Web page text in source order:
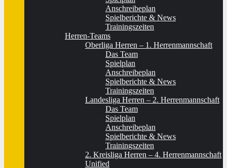
Anschreibeplan
Spielberichte & News
Trainingszeiten
Herren-Teams
Oberliga Herren – 1. Herrenmannschaft
Das Team
Spielplan
Anschreibeplan
Spielberichte & News
Trainingszeiten
Landesliga Herren – 2. Herrenmannschaft
Das Team
Spielplan
Anschreibeplan
Spielberichte & News
Trainingszeiten
2. Kreisliga Herren – 4. Herrenmannschaft
Unified